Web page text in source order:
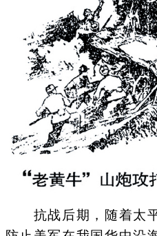
抗战后期，随着太平